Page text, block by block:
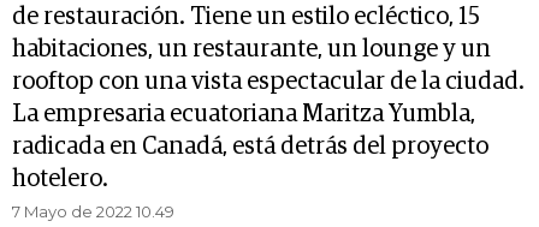
de restauración. Tiene un estilo ecléctico, 15
habitaciones, un restaurante, un lounge y un
rooftop con una vista espectacular de la ciudad.
La empresaria ecuatoriana Maritza Yumbla,
radicada en Canadá, está detrás del proyecto
hotelero.
7 Mayo de 2022 10.49